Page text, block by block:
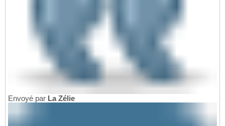
Envoyé par La Zélie